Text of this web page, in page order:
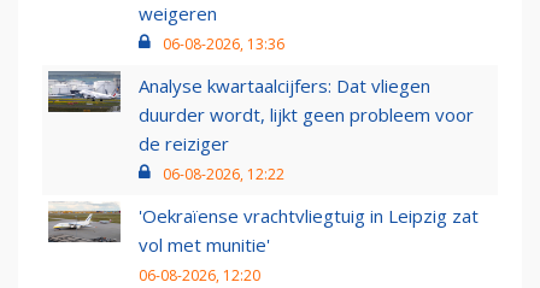
weigeren
06-08-2026, 13:36
Analyse kwartaalcijfers: Dat vliegen
duurder wordt, lijkt geen probleem voor
de reiziger
06-08-2026, 12:22
'Oekraïense vrachtvliegtuig in Leipzig zat
vol met munitie'
06-08-2026, 12:20